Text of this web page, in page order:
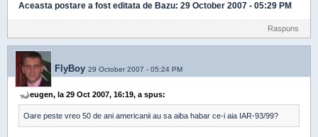
Aceasta postare a fost editata de Bazu: 29 October 2007 - 05:29 PM
Raspuns
FlyBoy 29 October 2007 - 05:24 PM
eugen, la 29 Oct 2007, 16:19, a spus:
Oare peste vreo 50 de ani americanii au sa aiba habar ce-i aia IAR-93/99?